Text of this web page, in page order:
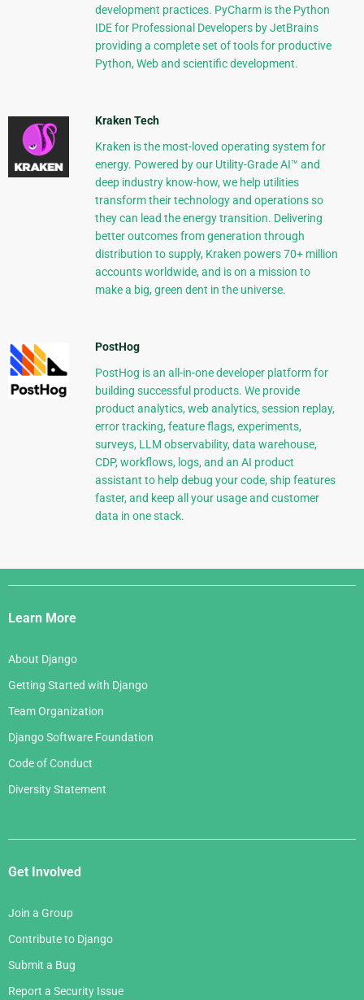
development practices. PyCharm is the Python
IDE for Professional Developers by JetBrains
providing a complete set of tools for productive
Python, Web and scientific development.
Kraken Tech
Kraken is the most-loved operating system for
energy. Powered by our Utility-Grade AI™ and
deep industry know-how, we help utilities
transform their technology and operations so
they can lead the energy transition. Delivering
better outcomes from generation through
distribution to supply, Kraken powers 70+ million
accounts worldwide, and is on a mission to
make a big, green dent in the universe.
PostHog
PostHog is an all-in-one developer platform for
building successful products. We provide
product analytics, web analytics, session replay,
error tracking, feature flags, experiments,
surveys, LLM observability, data warehouse,
CDP, workflows, logs, and an AI product
assistant to help debug your code, ship features
faster, and keep all your usage and customer
data in one stack.
Django
Links
Learn More
About Django
Getting Started with Django
Team Organization
Django Software Foundation
Code of Conduct
Diversity Statement
Get Involved
Join a Group
Contribute to Django
Submit a Bug
Report a Security Issue